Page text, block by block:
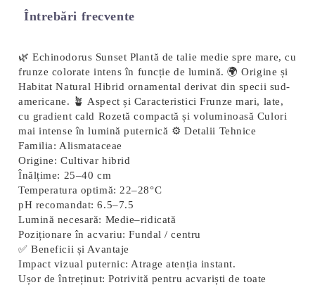
Întrebări frecvente
🌿 Echinodorus Sunset Plantă de talie medie spre mare, cu
frunze colorate intens în funcție de lumină. 🌍 Origine și
Habitat Natural Hibrid ornamental derivat din specii sud-
americane. 🪴 Aspect și Caracteristici Frunze mari, late,
cu gradient cald Rozetă compactă și voluminoasă Culori
mai intense în lumină puternică ⚙️ Detalii Tehnice
Familia: Alismataceae
Origine: Cultivar hibrid
Înălțime: 25–40 cm
Temperatura optimă: 22–28°C
pH recomandat: 6.5–7.5
Lumină necesară: Medie–ridicată
Poziționare în acvariu: Fundal / centru
✅ Beneficii și Avantaje
Impact vizual puternic: Atrage atenția instant.
Ușor de întreținut: Potrivită pentru acvariști de toate